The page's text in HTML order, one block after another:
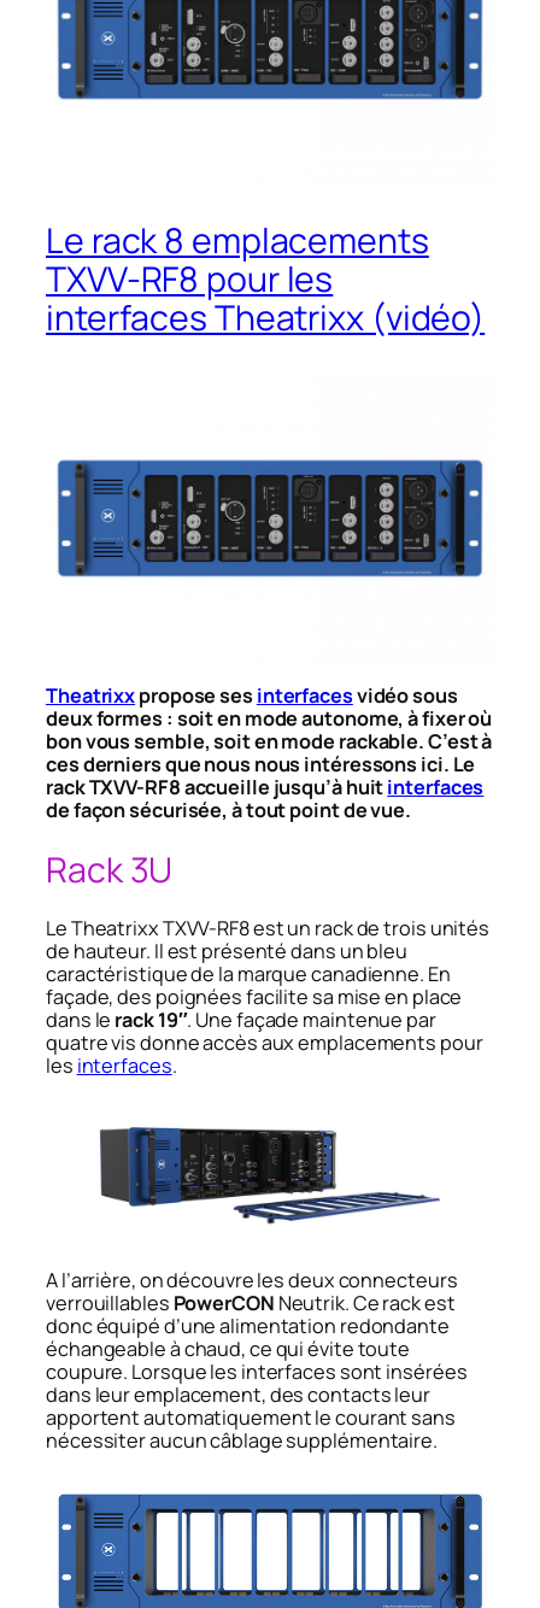
Le rack 8 emplacements
TXVV-RF8 pour les
interfaces Theatrixx (vidéo)
Theatrixxpropose ses interfacesvidéo sous
deux formes : soit en mode autonome, à fixer où
bon vous semble, soit en mode rackable. C’est à
ces derniers que nous nous intéressons ici. Le
rack TXVV-RF8 accueille jusqu’à huitinterfaces
de façon sécurisée, à tout point de vue.
Rack 3U
Le Theatrixx TXVV-RF8 est un rack de trois unités
de hauteur. Il est présenté dans un bleu
caractéristique de la marque canadienne. En
façade, des poignées facilite sa mise en place
dans le rack 19″. Une façade maintenue par
quatre vis donne accès aux emplacements pour
les interfaces.
A l’arrière, on découvre les deux connecteurs
verrouillables PowerCON Neutrik. Ce rack est
donc équipé d’une alimentation redondante
échangeable à chaud, ce qui évite toute
coupure. Lorsque les interfaces sont insérées
dans leur emplacement, des contacts leur
apportent automatiquement le courant sans
nécessiter aucun câblage supplémentaire.